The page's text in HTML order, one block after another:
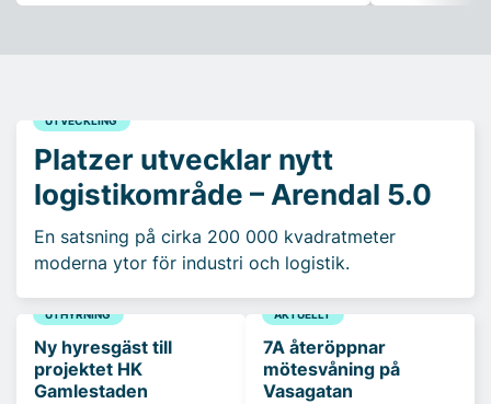
UTVECKLING
Platzer utvecklar nytt
logistikområde – Arendal 5.0
En satsning på cirka 200 000 kvadratmeter
moderna ytor för industri och logistik.
UTHYRNING
Ny hyresgäst till
projektet HK
Gamlestaden
AKTUELLT
7A återöppnar
mötesvåning på
Vasagatan